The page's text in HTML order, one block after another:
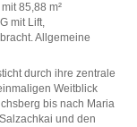
85,88 m²
mit Lift,
Allgemeine
durch ihre zentrale
Weitblick
bis nach Maria
und den